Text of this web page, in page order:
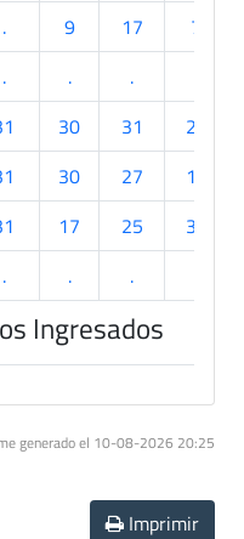
. 9 17
7
. . .
30 31
23
30 27
18
17 25
30
. . .
Ingresados
generado el 10-08-2026 20:25
Imprimir